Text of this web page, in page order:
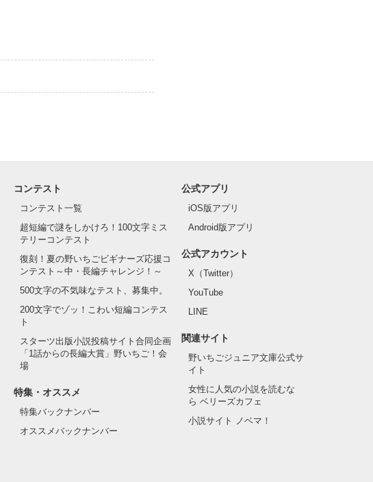
コンテスト
コンテスト一覧
超短編で謎をしかけろ！100文字ミス
テリーコンテスト
復刻！夏の野いちごビギナーズ応援コ
ンテスト～中・長編チャレンジ！～
500文字の不気味なテスト、募集中。
200文字でゾッ！こわい短編コンテス
ト
スターツ出版小説投稿サイト合同企画
「1話からの長編大賞」野いちご！会
場
特集・オススメ
特集バックナンバー
オススメバックナンバー
公式アプリ
iOS版アプリ
Android版アプリ
公式アカウント
X（Twitter）
YouTube
LINE
関連サイト
野いちごジュニア文庫公式サ
イト
女性に人気の小説を読むな
ら ベリーズカフェ
小説サイト ノベマ！